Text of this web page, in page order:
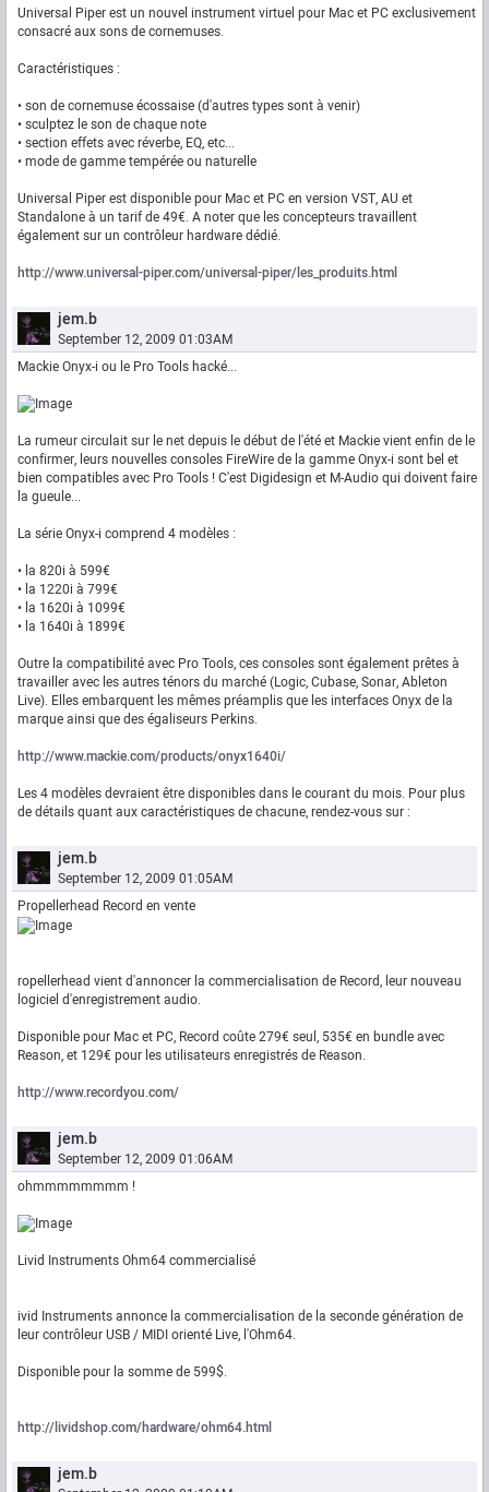
Universal Piper est un nouvel instrument virtuel pour Mac et PC exclusivement
consacré aux sons de cornemuses.
Caractéristiques :
• son de cornemuse écossaise (d'autres types sont à venir)
• sculptez le son de chaque note
• section effets avec réverbe, EQ, etc...
• mode de gamme tempérée ou naturelle
Universal Piper est disponible pour Mac et PC en version VST, AU et
Standalone à un tarif de 49€. A noter que les concepteurs travaillent
également sur un contrôleur hardware dédié.
http://www.universal-piper.com/universal-piper/les_produits.html
jem.b
September 12, 2009 01:03AM
Mackie Onyx-i ou le Pro Tools hacké...
La rumeur circulait sur le net depuis le début de l'été et Mackie vient enfin de le
confirmer, leurs nouvelles consoles FireWire de la gamme Onyx-i sont bel et
bien compatibles avec Pro Tools ! C'est Digidesign et M-Audio qui doivent faire
la gueule...
La série Onyx-i comprend 4 modèles :
• la 820i à 599€
• la 1220i à 799€
• la 1620i à 1099€
• la 1640i à 1899€
Outre la compatibilité avec Pro Tools, ces consoles sont également prêtes à
travailler avec les autres ténors du marché (Logic, Cubase, Sonar, Ableton
Live). Elles embarquent les mêmes préamplis que les interfaces Onyx de la
marque ainsi que des égaliseurs Perkins.
http://www.mackie.com/products/onyx1640i/
Les 4 modèles devraient être disponibles dans le courant du mois. Pour plus
de détails quant aux caractéristiques de chacune, rendez-vous sur :
jem.b
September 12, 2009 01:05AM
Propellerhead Record en vente
ropellerhead vient d'annoncer la commercialisation de Record, leur nouveau
logiciel d'enregistrement audio.
Disponible pour Mac et PC, Record coûte 279€ seul, 535€ en bundle avec
Reason, et 129€ pour les utilisateurs enregistrés de Reason.
http://www.recordyou.com/
jem.b
September 12, 2009 01:06AM
ohmmmmmmmm !
Livid Instruments Ohm64 commercialisé
ivid Instruments annonce la commercialisation de la seconde génération de
leur contrôleur USB / MIDI orienté Live, l'Ohm64.
Disponible pour la somme de 599$.
http://lividshop.com/hardware/ohm64.html
jem.b